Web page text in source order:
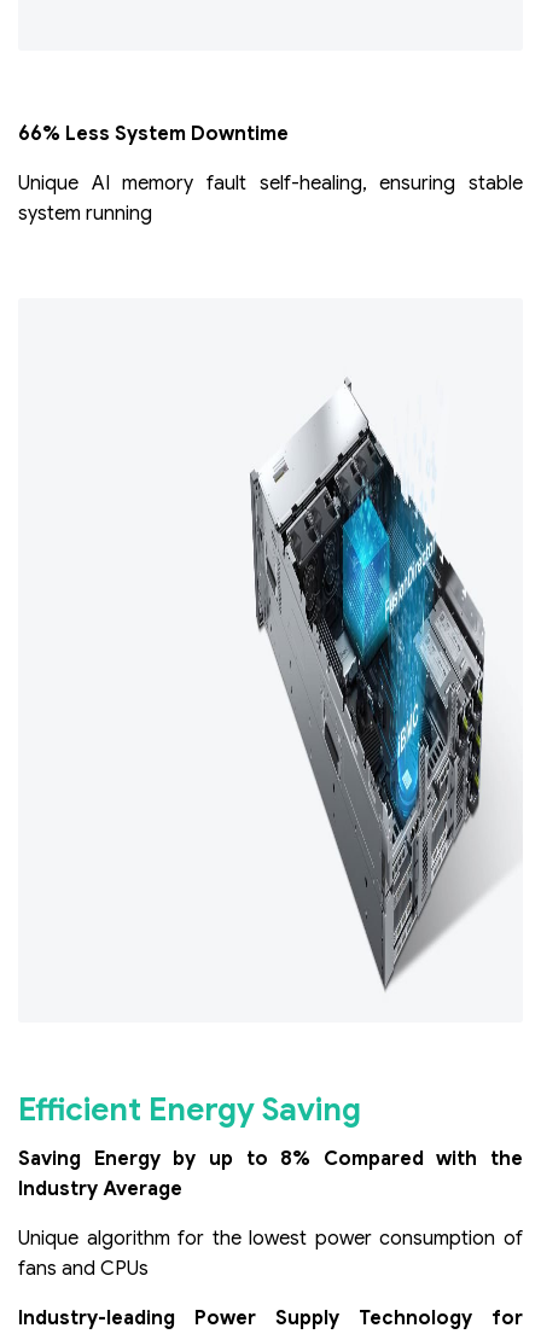
66% Less System Downtime
Unique AI memory fault self-healing, ensuring stable
system running
Efficient Energy Saving
Saving Energy by up to 8% Compared with the
Industry Average
Unique algorithm for the lowest power consumption of
fans and CPUs
Industry-leading Power Supply Technology for